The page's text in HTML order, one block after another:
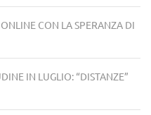
CON LA SPERANZA DI
IN LUGLIO: “DISTANZE”